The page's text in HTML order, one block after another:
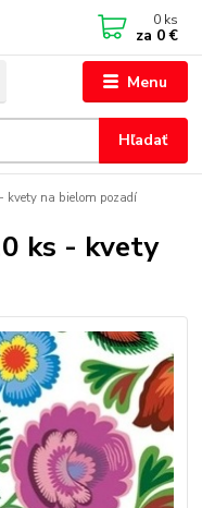
Menu
Hľadať
0 ks
za 0 €
kvety na bielom pozadí
ks - kvety